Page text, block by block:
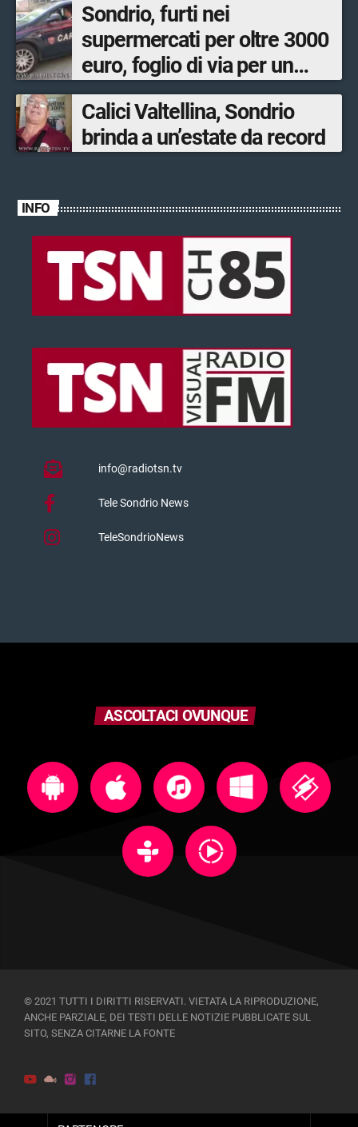
Sondrio, furti nei
supermercati per oltre 3000
euro, foglio di via per un
ventinovenne
Calici Valtellina, Sondrio
brinda a un’estate da record
INFO
info@radiotsn.tv
Tele Sondrio News
TeleSondrioNews
ASCOLTACI OVUNQUE
© 2021 TUTTI I DIRITTI RISERVATI. VIETATA LA RIPRODUZIONE,
ANCHE PARZIALE, DEI TESTI DELLE NOTIZIE PUBBLICATE SUL
SITO, SENZA CITARNE LA FONTE